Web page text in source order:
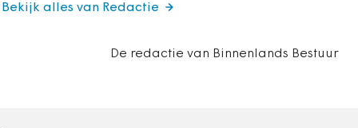
De redactie van Binnenlands Bestuur
Bekijk alles van Redactie